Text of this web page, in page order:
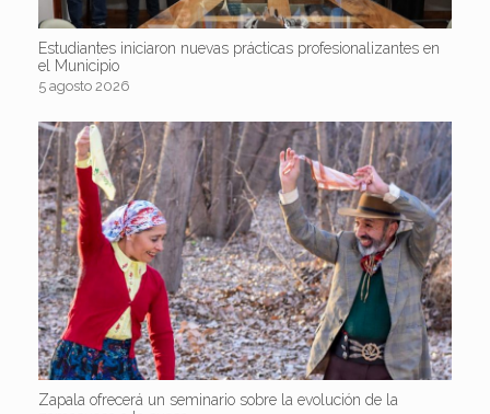
Estudiantes iniciaron nuevas prácticas profesionalizantes en
el Municipio
5 agosto 2026
Zapala ofrecerá un seminario sobre la evolución de la